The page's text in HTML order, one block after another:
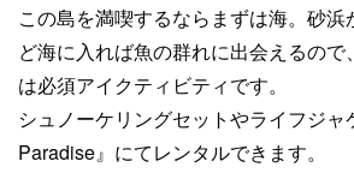
この島を満喫するならまずは海。砂
ど海に入れば魚の群れに出会えるの
は必須アイクティビティです。
シュノーケリングセットやライフジャ
Paradise』にてレンタルできます。